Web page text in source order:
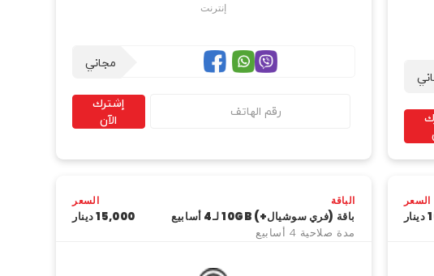
إنترنت
مجاني
إشترك
الآن
السعر الباقة
باقة (فري سوشيال+) 10GB لـ4 أسابيع
مدة صلاحية 4 أسابيع
السعر
15,000 دینار